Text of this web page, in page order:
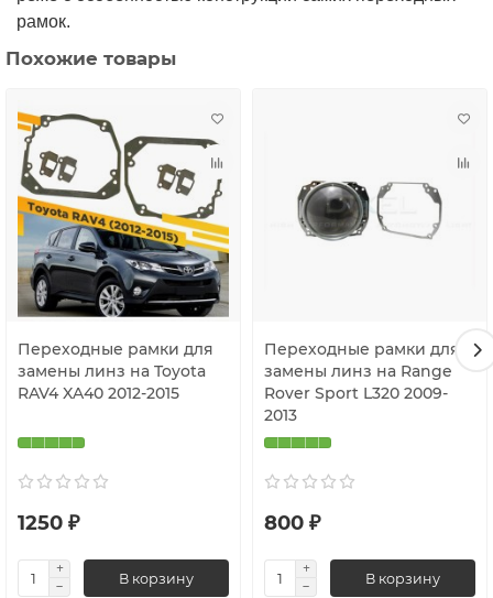
рамок.
Похожие товары
Переходные рамки для
замены линз на Toyota
RAV4 XA40 2012-2015
1250 ₽
В корзину
Переходные рамки для
замены линз на Range
Rover Sport L320 2009-
2013
800 ₽
В корзину